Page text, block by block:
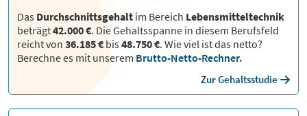
Das Durchschnittsgehalt im Bereich Lebensmitteltechnik
beträgt42.000 €. Die Gehaltsspanne in diesem Berufsfeld
reicht von 36.185 € bis48.750 €. Wie viel ist das netto?
Berechne es mit unserem Brutto-Netto-Rechner.
Zur Gehaltsstudie